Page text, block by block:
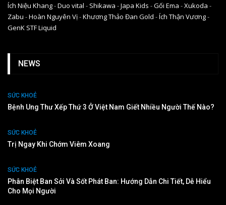
Ích Niệu Khang-Duo vital - Shikawa -Japa Kids -Gối Ema -Xukoda -
Zabu -Hoàn Nguyên Vị-Khương Thảo Đan Gold -Ích Thận Vương-
GenK STF Liquid
NEWS
SỨC KHOẺ
Bệnh Ung Thư Xếp Thứ 3 Ở Việt Nam Giết Nhiều Người Thế Nào?
SỨC KHOẺ
Trị Ngay Khi Chớm Viêm Xoang
SỨC KHOẺ
Phân Biệt Ban Sởi Và Sốt Phát Ban: Hướng Dẫn Chi Tiết, Dễ Hiểu
Cho Mọi Người